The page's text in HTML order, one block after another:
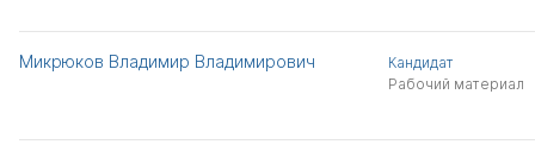
Микрюков Владимир Владимирович
Кандидат
Рабочий материал